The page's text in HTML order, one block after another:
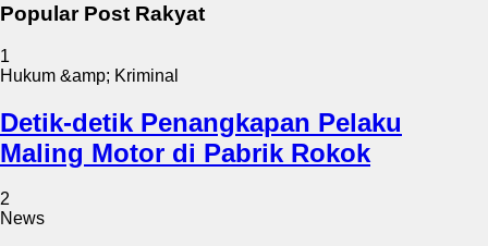
Popular Post Rakyat
1
Hukum &amp; Kriminal
Detik-detik Penangkapan Pelaku
Maling Motor di Pabrik Rokok
2
News